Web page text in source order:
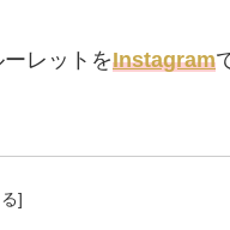
レットをInstagram